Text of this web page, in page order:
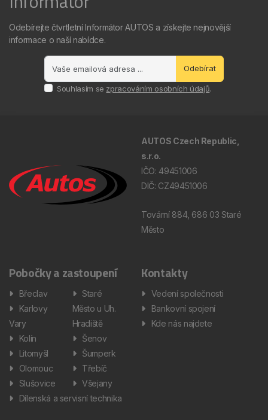
Odebírejte čtvrtletní Informátor AUTOS a získejte nejnovější
informace o naší nabídce.
Odebírat
Souhlasím se zpracováním osobních údajů.
AUTOS Czech Republic,
s.r.o.
IČO: 49451006
DIČ: CZ49451006
Tovární 884, 686 03 Staré
Město
Pobočky a zastoupení
Břeclav
Karlovy
Vary
Kolín
Litomyšl
Olomouc
Slušovice
Staré
Město u Uh.
Hradiště
Šenov
Šumperk
Třebíč
Všejany
Dílenská a servisní technika
Kontakty
Vedení společnosti
Bankovní spojení
Kde nás najdete